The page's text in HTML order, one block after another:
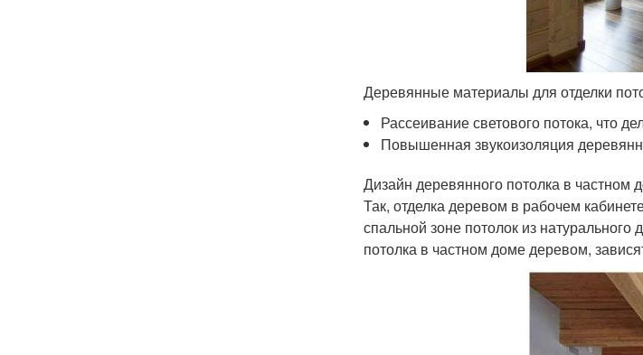
Деревянные материалы для отделки
Рассеивание светового потока, что
Повышенная звукоизоляция
Дизайн деревянного потолка в частном
Так, отделка деревом в рабочем
спальной зоне потолок из
потолка в частном доме деревом,